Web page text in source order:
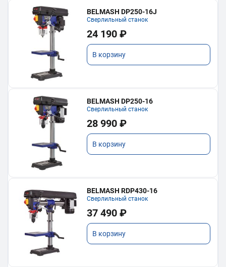
BELMASH DP250-16J
Сверлильный станок
24 190 ₽
В корзину
BELMASH DP250-16
Сверлильный станок
28 990 ₽
В корзину
BELMASH RDP430-16
Сверлильный станок
37 490 ₽
В корзину